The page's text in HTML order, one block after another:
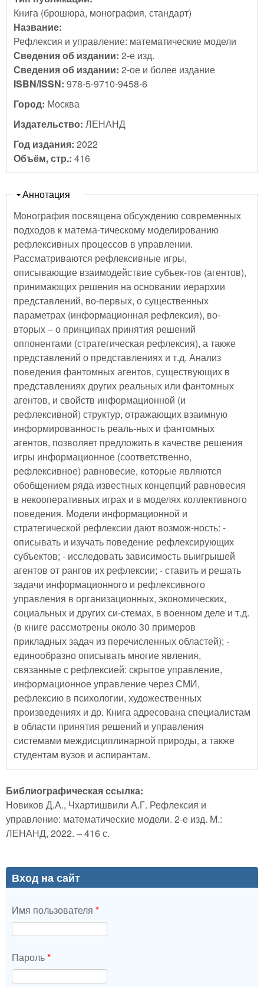
Книга (брошюра, монография, стандарт)
Название:
Рефлексия и управление: математические модели
Сведения об издании: 2-е изд.
Сведения об издании: 2-ое и более издание
ISBN/ISSN: 978-5-9710-9458-6
Город: Москва
Издательство: ЛЕНАНД
Год издания: 2022
Объём, стр.: 416
Скрыть
Аннотация
Монография посвящена обсуждению современных
подходов к матема-тическому моделированию
рефлексивных процессов в управлении.
Рассматриваются рефлексивные игры,
описывающие взаимодействие субъек-тов (агентов),
принимающих решения на основании иерархии
представлений, во-первых, о существенных
параметрах (информационная рефлексия), во-
вторых – о принципах принятия решений
оппонентами (стратегическая рефлексия), а также
представлений о представлениях и т.д. Анализ
поведения фантомных агентов, существующих в
представлениях других реальных или фантомных
агентов, и свойств информационной (и
рефлексивной) структур, отражающих взаимную
информированность реаль-ных и фантомных
агентов, позволяет предложить в качестве решения
игры информационное (соответственно,
рефлексивное) равновесие, которые являются
обобщением ряда известных концепций равновесия
в некооперативных играх и в моделях коллективного
поведения. Модели информационной и
стратегической рефлексии дают возмож-ность: -
описывать и изучать поведение рефлексирующих
субъектов; - исследовать зависимость выигрышей
агентов от рангов их рефлексии; - ставить и решать
задачи информационного и рефлексивного
управления в организационных, экономических,
социальных и других си-стемах, в военном деле и т.д.
(в книге рассмотрены около 30 примеров
прикладных задач из перечисленных областей); -
единообразно описывать многие явления,
связанные с рефлексией: скрытое управление,
информационное управление через СМИ,
рефлексию в психологии, художественных
произведениях и др. Книга адресована специалистам
в области принятия решений и управления
системами междисциплинарной природы, а также
студентам вузов и аспирантам.
Библиографическая ссылка:
Новиков Д.А., Чхартишвили А.Г. Рефлексия и
управление: математические модели. 2-е изд. М.:
ЛЕНАНД, 2022. – 416 с.
Вход на сайт
Имя пользователя *
Пароль*